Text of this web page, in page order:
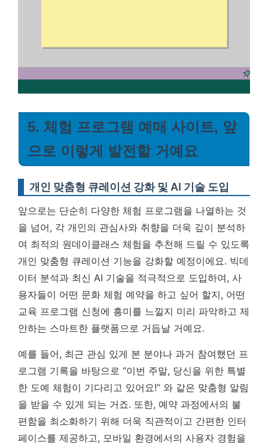
5. 체험 프로그램 예매 사이트, 앞
으로 이렇게 발전할 거예요
개인 맞춤형 큐레이션 강화 및 AI 기술 도입
앞으로는 단순히 다양한 체험 프로그램을 나열하는 것
을 넘어, 각 개인의 관심사와 취향을 더욱 깊이 분석하
여 최적의 원데이클래스 체험을 추천해 드릴 수 있도록
개인 맞춤형 큐레이션 기능을 강화할 예정이에요. 빅데
이터 분석과 최신 AI 기술을 적극적으로 도입하여, 사
용자들이 어떤 문화 체험 예약을 하고 싶어 할지, 어떤
교육 프로그램 신청에 흥미를 느낄지 미리 파악하고 제
안하는 스마트한 플랫폼으로 거듭날 거예요.
예를 들어, 최근 관심 있게 본 분야나 과거 참여했던 프
로그램 기록을 바탕으로 “이번 주말, 당신을 위한 특별
한 도예 체험이 기다리고 있어요!” 와 같은 맞춤형 알림
을 받을 수 있게 되는 거죠. 또한, 예약 과정에서의 불
편함을 최소화하기 위해 더욱 직관적이고 간편한 인터
페이스를 제공하고, 모바일 환경에서의 사용자 경험을